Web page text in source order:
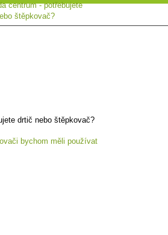
centrum - potřebujete
štěpkovač?
drtič nebo štěpkovač?